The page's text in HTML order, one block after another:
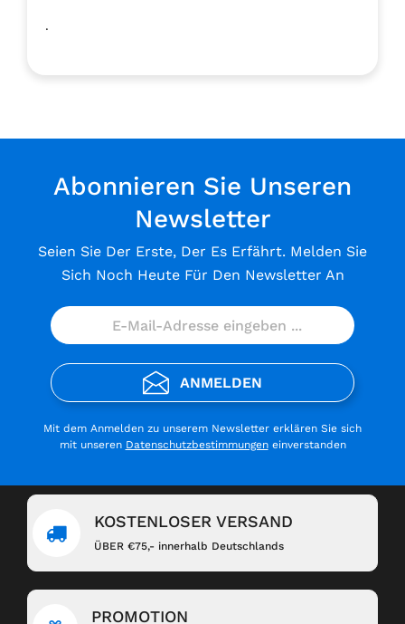
.
Abonnieren Sie Unseren
Newsletter
Seien Sie Der Erste, Der Es Erfährt. Melden Sie
Sich Noch Heute Für Den Newsletter An
ANMELDEN
Mit dem Anmelden zu unserem Newsletter erklären Sie sich
mit unseren Datenschutzbestimmungeneinverstanden
KOSTENLOSER VERSAND
ÜBER €75,- innerhalb Deutschlands
PROMOTION